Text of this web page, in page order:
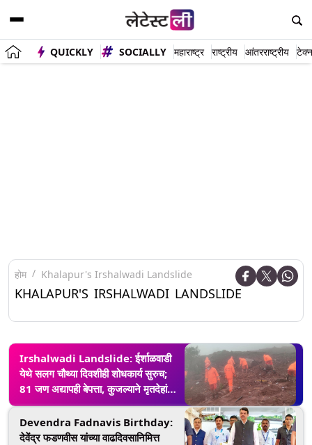
QUICKLY SOCIALLY महाराष्ट्र राष्ट्रीय आंतरराष्ट्रीय
होम Khalapur's Irshalwadi Landslide
KHALAPUR'S IRSHALWADI LANDSLIDE
Irshalwadi Landslide: ईर्शाळवाडी
येथे सलग चौथ्या दिवशीही शोधकार्य सुरुच;
81 जण अद्यापही बेपत्ता, कुजल्याने मृतदेहांना
दुर्गंधी
Devendra Fadnavis Birthday:
देवेंद्र फडणवीस यांच्या वाढदिवसानिमित्त